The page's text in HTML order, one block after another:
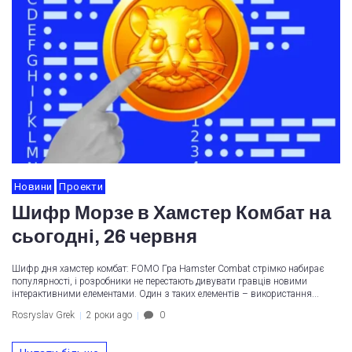
Новини Проекти
Шифр Морзе в Хамстер Комбат на
сьогодні, 26 червня
Шифр дня хамстер комбат: FOMO Гра Hamster Combat стрімко набирає
популярності, і розробники не перестають дивувати гравців новими
інтерактивними елементами. Один з таких елементів – використання...
Rosryslav Grek
2 роки ago 0